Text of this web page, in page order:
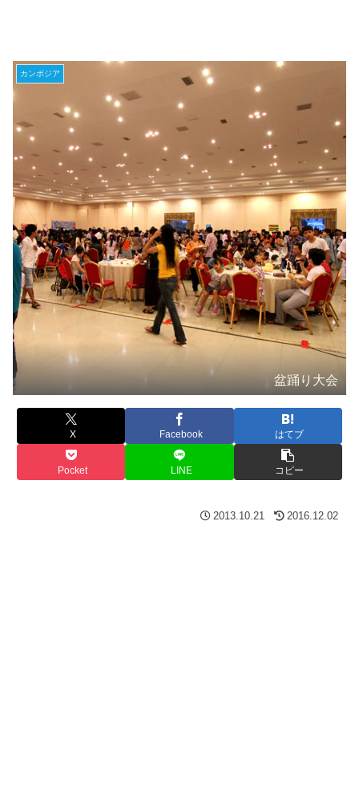
カンボジア
盆踊り大会
X Facebook はてブ
Pocket LINE コピー
2013.10.21 2016.12.02